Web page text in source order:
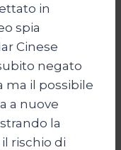
in
spia
Cinese
negato
ma il possibile
a nuove
la
rischio di